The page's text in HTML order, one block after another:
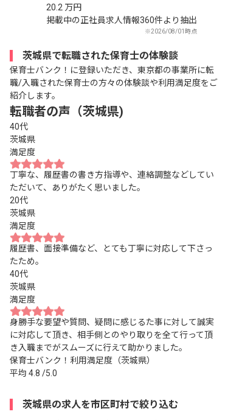
20.2 万円
掲載中の正社員求人情報360件より抽出
※2026/08/01時点
茨城県で転職された保育士の体験談
保育士バンク！に登録いただき、東京都の事業所に転
職/入職された保育士の方々の体験談や利用満足度をご
紹介します。
転職者の声（茨城県)
40代
茨城県
満足度
丁寧な、履歴書の書き方指導や、連絡調整などしてい
ただいて、ありがたく思いました。
20代
茨城県
満足度
履歴書、面接準備など、とても丁寧に対応して下さっ
たため。
40代
茨城県
満足度
身勝手な要望や質問、疑問に感じるた事に対して誠実
に対応して頂き、相手側とのやり取りを全て行って頂
き入職までがスムーズに行えて助かりました。
保育士バンク！利用満足度（茨城県）
平均 4.8 /5.0
茨城県の求人を市区町村で絞り込む